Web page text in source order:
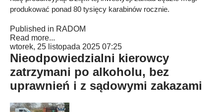
produkować ponad 80 tysięcy karabinów rocznie.
Published in RADOM
Read more...
wtorek, 25 listopada 2025 07:25
Nieodpowiedzialni kierowcy
zatrzymani po alkoholu, bez
uprawnień i z sądowymi zakazami